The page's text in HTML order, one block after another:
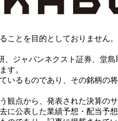
ことを目的としておりません。
ャパンネクスト証券、堂島
す。
るものであり、その銘柄の
点から、発表された決算の
公表した業績予想・配当予